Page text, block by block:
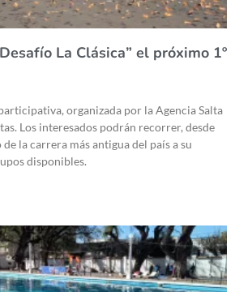
La Clásica” el próximo 1º
organizada por la Agencia Salta
Los interesados podrán recorrer, desde
la carrera más antigua del país a su
disponibles.